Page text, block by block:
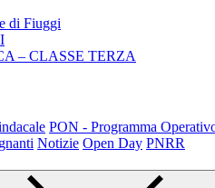
di Fiuggi
– CLASSE TERZA
PON - Programma
Notizie Open Day PNRR